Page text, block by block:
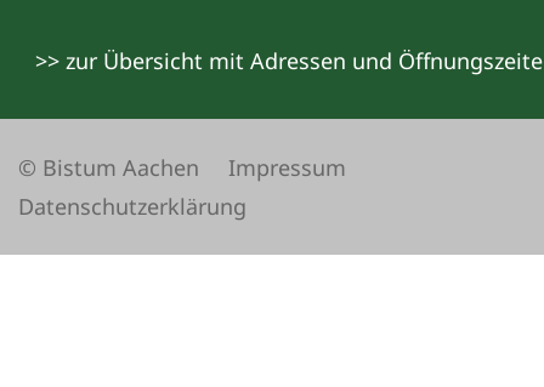
>> zur Übersicht mit Adressen und
© Bistum Aachen
Impressum
Datenschutzerklärung